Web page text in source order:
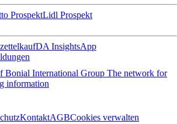
ProspektLidl Prospekt
kaufDA InsightsApp
Bonial International Group The network for
information
KontaktAGBCookies verwalten